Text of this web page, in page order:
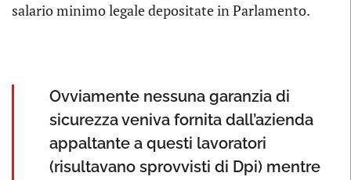
salario minimo legale depositate in Parlamento.
Ovviamente nessuna garanzia di
sicurezza veniva fornita dall’azienda
appaltante a questi lavoratori
(risultavano sprovvisti di Dpi) mentre